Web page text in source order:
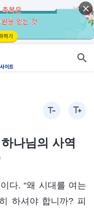
나님의 사역
다. “왜 시대를 여는
하셔야 합니까? 피